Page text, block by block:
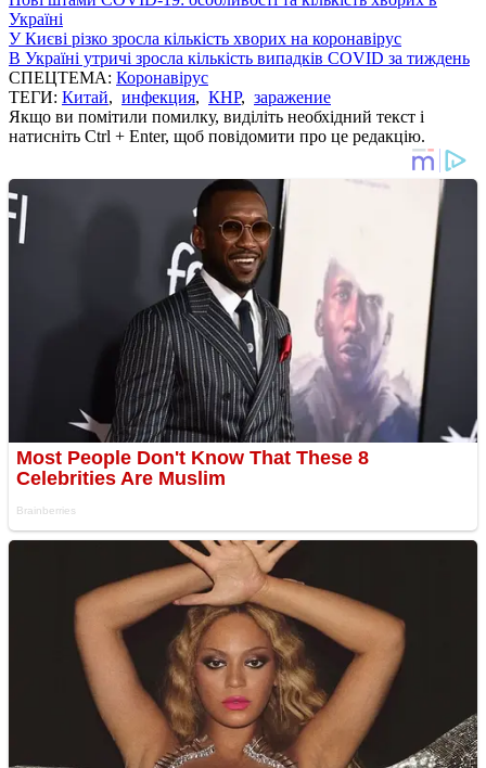
Україні
У Києві різко зросла кількість хворих на коронавірус
В Україні утричі зросла кількість випадків COVID за тиждень
СПЕЦТЕМА: Коронавірус
ТЕГИ: Китай, инфекция, КНР, заражение
Якщо ви помітили помилку, виділіть необхідний текст і
натисніть Ctrl + Enter, щоб повідомити про це редакцію.